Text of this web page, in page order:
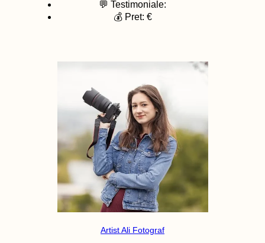
💬 Testimoniale:
💰 Pret: €
Artist Ali Fotograf